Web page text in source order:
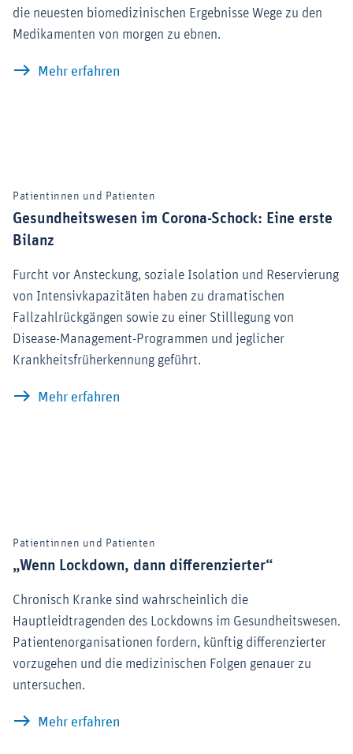
die neuesten biomedizinischen Ergebnisse Wege zu den
Medikamenten von morgen zu ebnen.
Mehr erfahren
Patientinnen und Patienten
Gesundheitswesen im Corona-Schock: Eine erste
Bilanz
Furcht vor Ansteckung, soziale Isolation und Reservierung
von Intensivkapazitäten haben zu dramatischen
Fallzahlrückgängen sowie zu einer Stilllegung von
Disease-Management-Programmen und jeglicher
Krankheitsfrüherkennung geführt.
Mehr erfahren
Patientinnen und Patienten
„Wenn Lockdown, dann differenzierter“
Chronisch Kranke sind wahrscheinlich die
Hauptleidtragenden des Lockdowns im Gesundheitswesen.
Patientenorganisationen fordern, künftig differenzierter
vorzugehen und die medizinischen Folgen genauer zu
untersuchen.
Mehr erfahren